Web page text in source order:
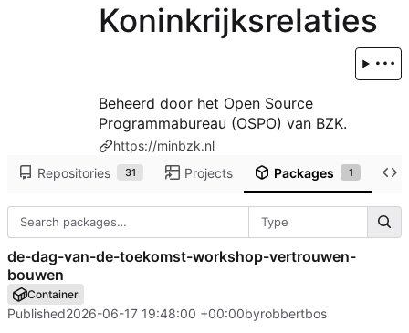
Koninkrijksrelaties
Beheerd door het Open Source
Programmabureau (OSPO) van BZK.
https://minbzk.nl
Repositories
31 Projects Packages 1
Type
de-dag-van-de-toekomst-workshop-vertrouwen-
bouwen
Container
Published2026-06-17 19:48:00 +00:00byrobbertbos